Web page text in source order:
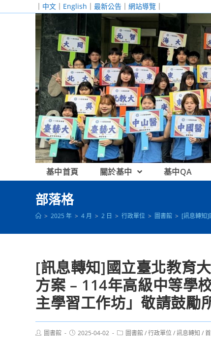
｜ 中文 ｜ English ｜ 最新公告 ｜ 網站導覽 ｜
基中首頁 關於基中 基中QA
部落格
> 2025 年 > 4 月 > 2 日 > 行政單位 > 圖書館 > [訊息轉知]
[訊息轉知]國立臺北教育
方案 – 114年高級中等學
主學習工作坊」敬請鼓勵
Post圖書館
Post2025-04-02
Post圖書館/行政單位/訊息轉知 /